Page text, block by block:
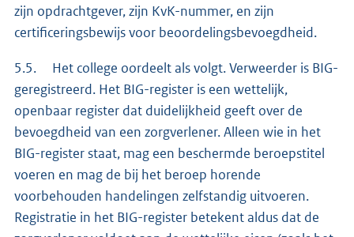
zijn opdrachtgever, zijn KvK-nummer, en zijn
certificeringsbewijs voor beoordelingsbevoegdheid.
5.5. Het college oordeelt als volgt. Verweerder is BIG-
geregistreerd. Het BIG-register is een wettelijk,
openbaar register dat duidelijkheid geeft over de
bevoegdheid van een zorgverlener. Alleen wie in het
BIG-register staat, mag een beschermde beroepstitel
voeren en mag de bij het beroep horende
voorbehouden handelingen zelfstandig uitvoeren.
Registratie in het BIG-register betekent aldus dat de